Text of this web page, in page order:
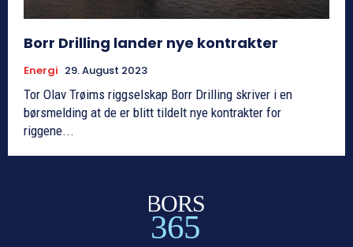
Borr Drilling lander nye kontrakter
Energi 29. August 2023
Tor Olav Trøims riggselskap Borr Drilling skriver i en
børsmelding at de er blitt tildelt nye kontrakter for
riggene...
BORS
365